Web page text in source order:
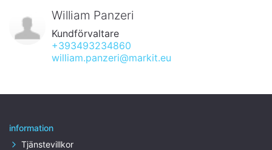
William Panzeri
Kundförvaltare
+393493234860
william.panzeri@markit.eu
information
Tjänstevillkor